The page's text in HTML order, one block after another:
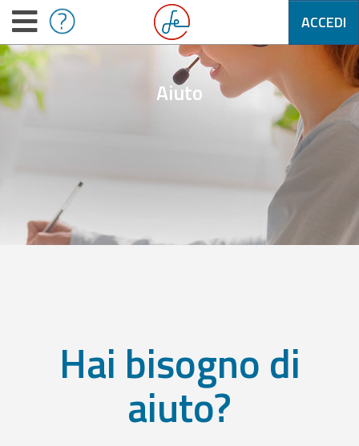
ACCEDI
Aiuto
Hai bisogno di
aiuto?